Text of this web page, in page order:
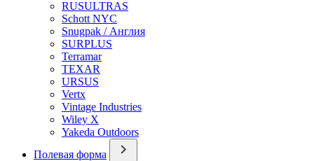
RUSULTRAS
Schott NYC
Snugpak / Англия
SURPLUS
Terramar
TEXAR
URSUS
Vertx
Vintage Industries
Wiley X
Yakeda Outdoors
Полевая форма